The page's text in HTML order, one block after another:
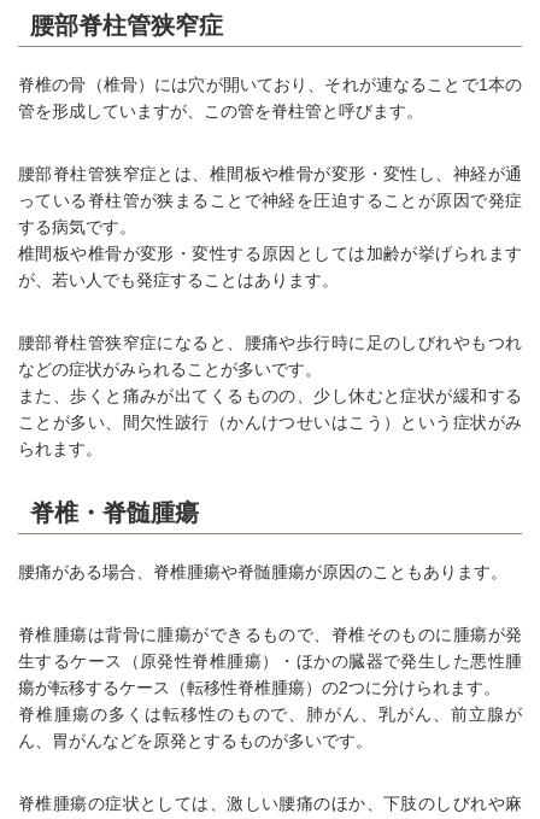
腰部脊柱管狭窄症
脊椎の骨（椎骨）には穴が開いており、それが連なることで1本の
管を形成していますが、この管を脊柱管と呼びます。
腰部脊柱管狭窄症とは、椎間板や椎骨が変形・変性し、神経が通
っている脊柱管が狭まることで神経を圧迫することが原因で発症
する病気です。
椎間板や椎骨が変形・変性する原因としては加齢が挙げられます
が、若い人でも発症することはあります。
腰部脊柱管狭窄症になると、腰痛や歩行時に足のしびれやもつれ
などの症状がみられることが多いです。
また、歩くと痛みが出てくるものの、少し休むと症状が緩和する
ことが多い、間欠性跛行（かんけつせいはこう）という症状がみ
られます。
脊椎・脊髄腫瘍
腰痛がある場合、脊椎腫瘍や脊髄腫瘍が原因のこともあります。
脊椎腫瘍は背骨に腫瘍ができるもので、脊椎そのものに腫瘍が発
生するケース（原発性脊椎腫瘍）・ほかの臓器で発生した悪性腫
瘍が転移するケース（転移性脊椎腫瘍）の2つに分けられます。
脊椎腫瘍の多くは転移性のもので、肺がん、乳がん、前立腺が
ん、胃がんなどを原発とするものが多いです。
脊椎腫瘍の症状としては、激しい腰痛のほか、下肢のしびれや麻